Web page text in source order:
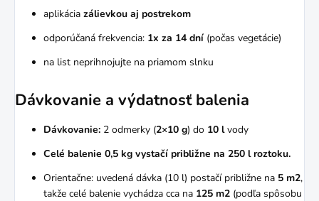
aplikácia zálievkou aj postrekom
odporúčaná frekvencia: 1x za 14 dní (počas vegetácie)
na list neprihnojujte na priamom slnku
Dávkovanie a výdatnosť balenia
Dávkovanie: 2 odmerky (2×10 g) do 10 lvody
Celé balenie 0,5 kg vystačí približne na 250 l roztoku.
Orientačne: uvedená dávka (10 l) postačí približne na 5 m2,
takže celé balenie vychádza cca na 125 m2 (podľa spôsobu